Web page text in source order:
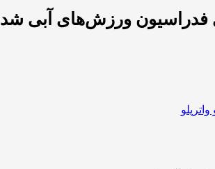
فدراسیون ورزش‌های آبی شد